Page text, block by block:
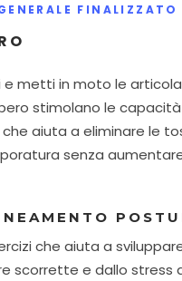
FINALIZZATO
e metti in moto le
stimolano le
aiuta a eliminare le
senza
che aiuta a
scorrette e dallo stress